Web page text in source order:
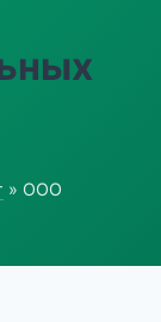
» ООО